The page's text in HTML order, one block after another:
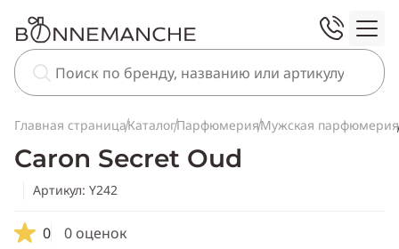
Главная страницаКаталогПарфюмерияМужская парфюмерия
Caron Secret Oud
Артикул: Y242
0 0 оценок